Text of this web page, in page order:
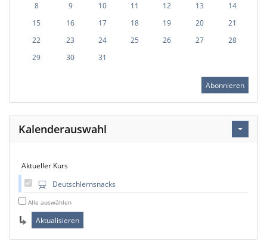
8
9 10 11 12 13
14
15
16 17 18 19 20
21
22
23 24 25 26 27
28
29
30 31
Abonnieren
Kalenderauswahl
Aktueller Kurs
Deutschlernsnacks
Alle auswählen